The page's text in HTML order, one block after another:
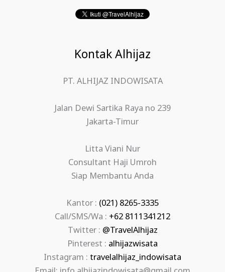
Kontak Alhijaz
PT. ALHIJAZ INDOWISATA
Jalan Dewi Sartika Raya no 239
Jakarta-Timur
Litta Viani Nur
Consultant Haji Umroh
Siap Membantu Anda
Kantor : (021) 8265-3335
Call/SMS/Wa : +62 8111341212
Twitter : @TravelAlhijaz
Pinterest : alhijazwisata
Instagram : travelalhijaz_indowisata